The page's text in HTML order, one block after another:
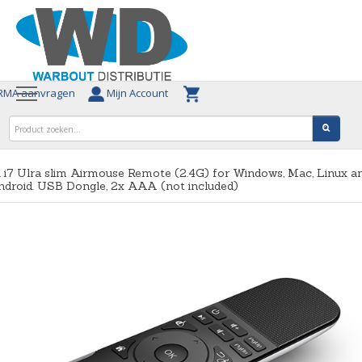
aanvragen Mijn Account
i7 Ulra slim Airmouse Remote (2.4G) for Windows, Mac, Linux
USB Dongle, 2x AAA (not included)